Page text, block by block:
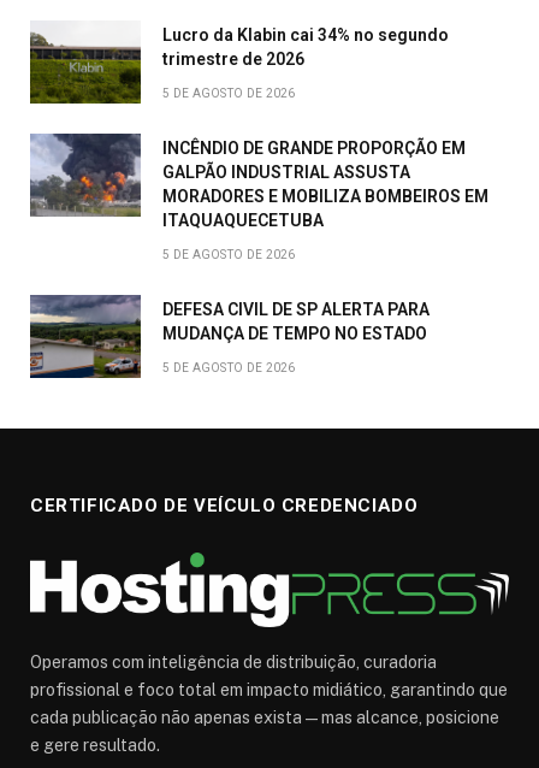
Lucro da Klabin cai 34% no segundo
trimestre de 2026
5 DE AGOSTO DE 2026
INCÊNDIO DE GRANDE PROPORÇÃO EM
GALPÃO INDUSTRIAL ASSUSTA
MORADORES E MOBILIZA BOMBEIROS EM
ITAQUAQUECETUBA
5 DE AGOSTO DE 2026
DEFESA CIVIL DE SP ALERTA PARA
MUDANÇA DE TEMPO NO ESTADO
5 DE AGOSTO DE 2026
CERTIFICADO DE VEÍCULO CREDENCIADO
Operamos com inteligência de distribuição, curadoria
profissional e foco total em impacto midiático, garantindo que
cada publicação não apenas exista — mas alcance, posicione
e gere resultado.